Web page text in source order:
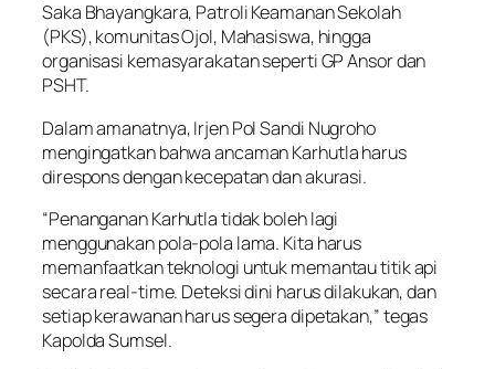
Saka Bhayangkara, Patroli Keamanan Sekolah
(PKS), komunitas Ojol, Mahasiswa, hingga
organisasi kemasyarakatan seperti GP Ansor dan
PSHT.
Dalam amanatnya, Irjen Pol Sandi Nugroho
mengingatkan bahwa ancaman Karhutla harus
direspons dengan kecepatan dan akurasi.
“Penanganan Karhutla tidak boleh lagi
menggunakan pola-pola lama. Kita harus
memanfaatkan teknologi untuk memantau titik api
secara real-time. Deteksi dini harus dilakukan, dan
setiap kerawanan harus segera dipetakan,” tegas
Kapolda Sumsel.